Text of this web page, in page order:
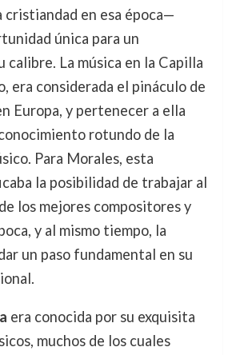
cristiandad en esa época—
única para un
calibre. La música en la Capilla
era considerada el pináculo de
Europa, y pertenecer a ella
rotundo de la
Para Morales, esta
la posibilidad de trabajar al
los mejores compositores y
y al mismo tiempo, la
un paso fundamental en su
era conocida por su exquisita
muchos de los cuales